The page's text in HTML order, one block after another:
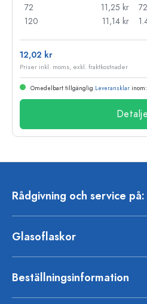
72
11,25 kr
120
11,14 kr
12,02 kr
Priser inkl. moms, exkl. fraktkostnader
Omedelbart tillgänglig.Leveransklar
Rådgivning och service på:
Glasoflaskor
Beställningsinformation